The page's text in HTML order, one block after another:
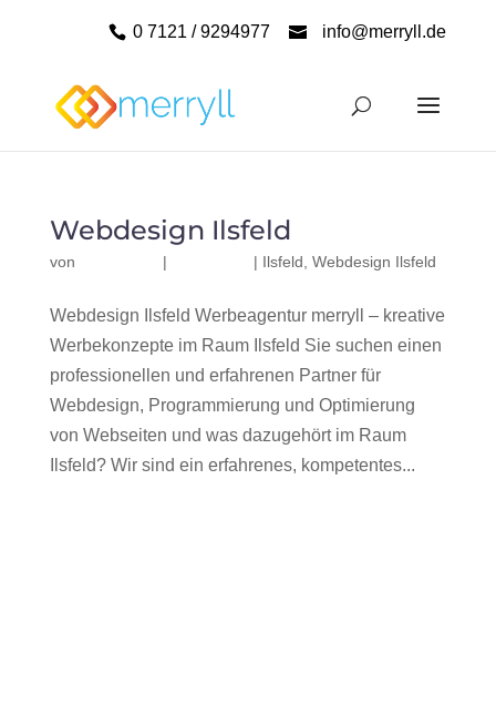
0 7121 / 9294977 info@merryll.de
Webdesign Ilsfeld
von | | Ilsfeld Webdesign Ilsfeld
Webdesign Ilsfeld Werbeagentur merryll – kreative
Werbekonzepte im Raum Ilsfeld Sie suchen einen
professionellen und erfahrenen Partner für
Webdesign, Programmierung und Optimierung
von Webseiten und was dazugehört im Raum
Ilsfeld? Wir sind ein erfahrenes, kompetentes...